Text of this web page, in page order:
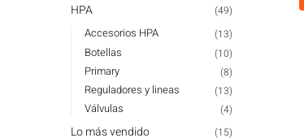
HPA (49)
Accesorios HPA (13)
Botellas (10)
Primary (8)
Reguladores y lineas (13)
Válvulas (4)
Lo más vendido (15)